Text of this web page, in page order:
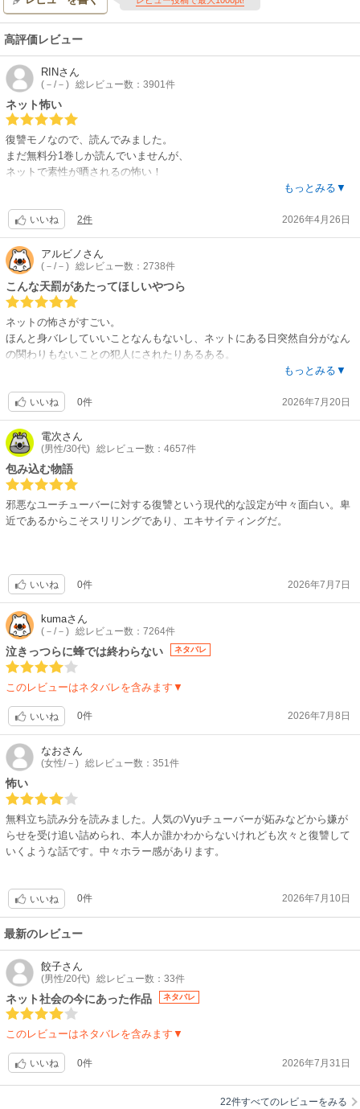
高評価レビュー
RINさん
(－/－) 総レビュー数：3901件
ネット怖い
復讐モノなので、読んでみました。
まだ無料分1巻しか読んでいませんが、
ネットで素性が晒されるの怖い！
何も悪いことしていない天さんは、逆恨みされたのですが、もっとみる▼
いいね 2件 2026年4月26日
アルビノ さん
(－/－) 総レビュー数：2738件
こんな天罰があたってほしいやつら
ネットの怖さがすごい。
ほんと身バレしていいことなんもないし、ネットにある日突然自分がなん
の関わりもないことの犯人にされたりあるある。
もっとみる▼
いいね 0件 2026年7月20日
電次さん
(男性/30代) 総レビュー数：4657件
包み込む物語
邪悪なユーチューバーに対する復讐という現代的な設定が中々面白い。卑
近であるからこそスリリングであり、エキサイティングだ。
いいね 0件 2026年7月7日
kumaさん
(－/－) 総レビュー数：7264件
泣きっつらに蜂では終わらない ネタバレ
このレビューはネタバレを含みます▼
いいね 0件 2026年7月8日
なおさん
(女性/－) 総レビュー数：351件
怖い
無料立ち読み分を読みました。人気のVyuチューバーが妬みなどから嫌が
らせを受け追い詰められ、本人か誰かわからないけれども次々と復讐して
いくような話です。中々ホラー感があります。
いいね 0件 2026年7月10日
最新のレビュー
餃子さん
(男性/20代) 総レビュー数：33件
ネット社会の今にあった作品 ネタバレ
このレビューはネタバレを含みます▼
いいね 0件 2026年7月31日
22件すべてのレビューをみる